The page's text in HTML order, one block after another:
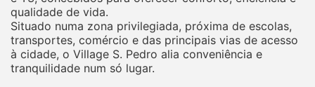
qualidade de vida.
Situado numa zona privilegiada, próxima de escolas,
transportes, comércio e das principais vias de acesso
à cidade, o Village S. Pedro alia conveniência e
tranquilidade num só lugar.